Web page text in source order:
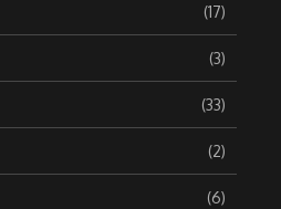
(17)
(3)
(33)
(2)
(6)